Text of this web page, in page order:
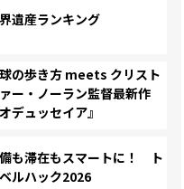
遺産ランキング
の歩き方 meets クリスト
ー・ノーラン監督最新作
オデュッセイア』
も滞在もスマートに！ ト
ルハック2026